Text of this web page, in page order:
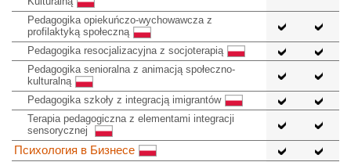
Pedagogika opiekuńczo-wychowawcza z
profilaktyką społeczną
Pedagogika resocjalizacyjna z socjoterapią
Pedagogika senioralna z animacją społeczno-
kulturalną
Pedagogika szkoły z integracją imigrantów
Terapia pedagogiczna z elementami integracji
sensorycznej
Психология в Бизнесе